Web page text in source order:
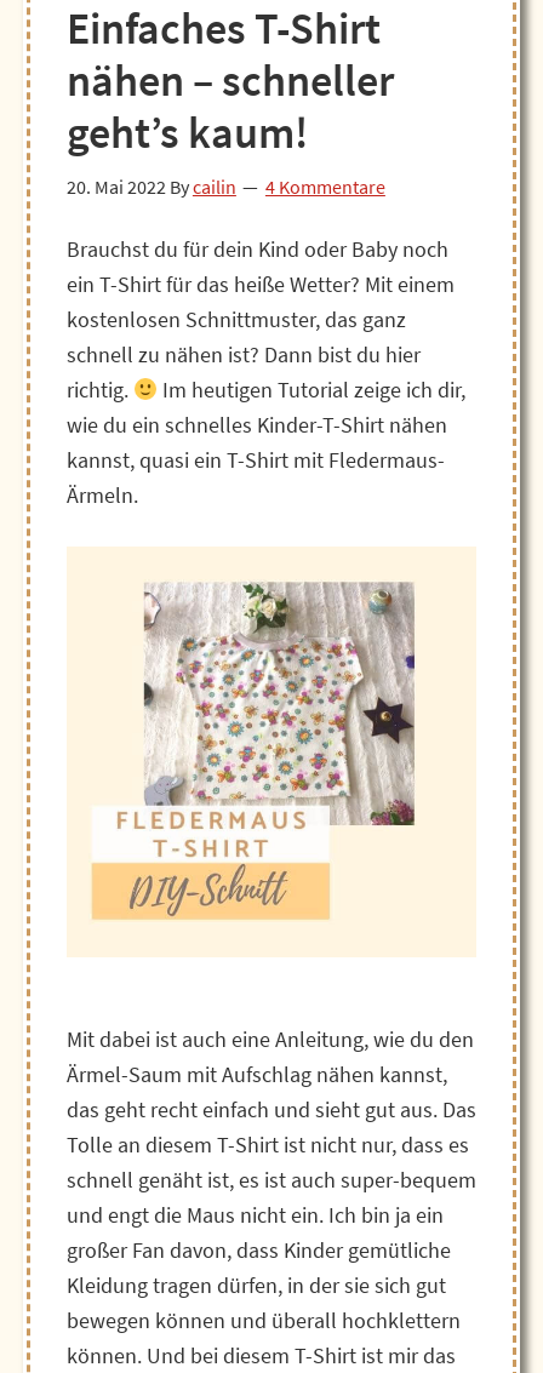
Einfaches T-Shirt
nähen – schneller
geht’s kaum!
20. Mai 2022Bycailin 4 Kommentare
Brauchst du für dein Kind oder Baby noch
ein T-Shirt für das heiße Wetter? Mit einem
kostenlosen Schnittmuster, das ganz
schnell zu nähen ist? Dann bist du hier
richtig.
Im heutigen Tutorial zeige ich dir,
wie du ein schnelles Kinder-T-Shirt nähen
kannst, quasi ein T-Shirt mit Fledermaus-
Ärmeln.
Mit dabei ist auch eine Anleitung, wie du den
Ärmel-Saum mit Aufschlag nähen kannst,
das geht recht einfach und sieht gut aus. Das
Tolle an diesem T-Shirt ist nicht nur, dass es
schnell genäht ist, es ist auch super-bequem
und engt die Maus nicht ein. Ich bin ja ein
großer Fan davon, dass Kinder gemütliche
Kleidung tragen dürfen, in der sie sich gut
bewegen können und überall hochklettern
können. Und bei diesem T-Shirt ist mir das